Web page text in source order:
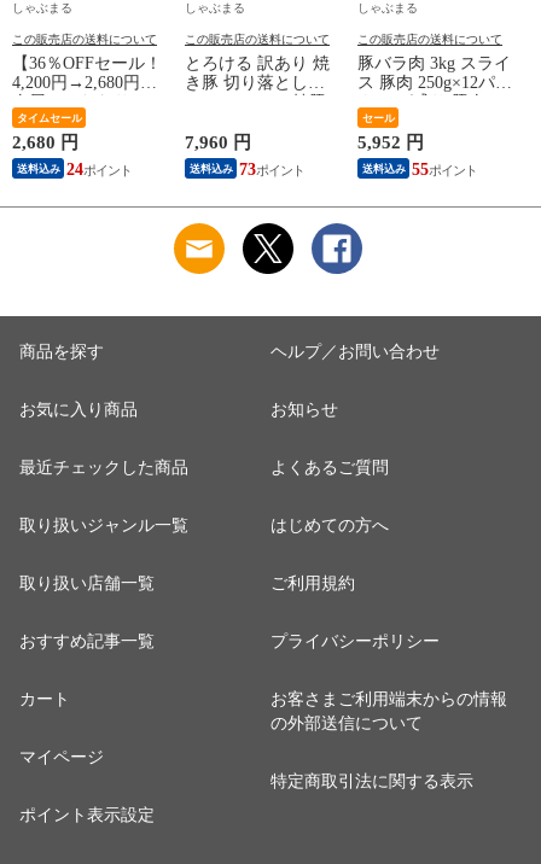
しゃぶまる
この販売店の送料について
【36％OFFセール！
4,200円→2,680円】
バーグ！デミソース
なし 12個 お取り寄
せ お取り寄せグルメ
グルメ 湯せん 湯煎
タイムセール
2,680 円
送料込み 24
しゃぶまる
この販売店の送料について
とろける 訳あり 焼
き豚 切り落とし
た おつまみ チャー
ハン 炒飯 丼 ラーメ
ン 解凍するだけ 簡
7,960 円
送料込み 73
しゃぶまる
この販売店の送料について
豚バラ肉 3kg スライ
ス 豚肉 250g×12パッ
ーベキュー スライス
バラ 冷凍 小分け 便
利 送料無料
セール
5,952 円
送料込み 55
商品を探す
お気に入り商品
最近チェックした商品
取り扱いジャンル一覧
取り扱い店舗一覧
おすすめ記事一覧
カート
マイページ
ポイント表示設定
ヘルプ／お問い合わせ
お知らせ
よくあるご質問
はじめての方へ
ご利用規約
プライバシーポリシー
お客さまご利用端末からの情報
の外部送信について
特定商取引法に関する表示